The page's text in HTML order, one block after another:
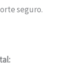
seguro.